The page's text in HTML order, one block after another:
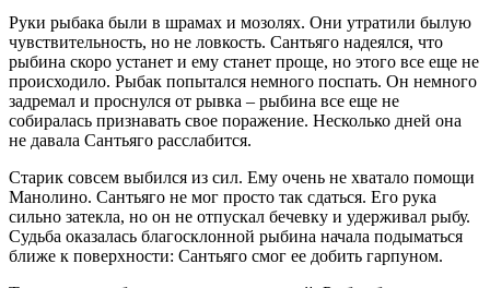
Руки рыбака были в шрамах и мозолях. Они утратили былую
чувствительность, но не ловкость. Сантьяго надеялся, что
рыбина скоро устанет и ему станет проще, но этого все еще не
происходило. Рыбак попытался немного поспать. Он немного
задремал и проснулся от рывка – рыбина все еще не
собиралась признавать свое поражение. Несколько дней она
не давала Сантьяго расслабится.
Старик совсем выбился из сил. Ему очень не хватало помощи
Манолино. Сантьяго не мог просто так сдаться. Его рука
сильно затекла, но он не отпускал бечевку и удерживал рыбу.
Судьба оказалась благосклонной рыбина начала подыматься
ближе к поверхности: Сантьяго смог ее добить гарпуном.